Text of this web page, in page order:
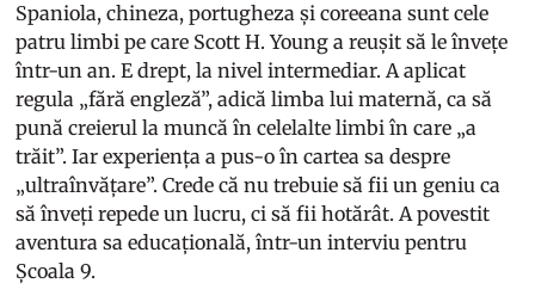
Spaniola, chineza, portugheza și coreeana sunt cele
patru limbi pe care Scott H. Young a reușit să le învețe
într-un an. E drept, la nivel intermediar. A aplicat
regula „fără engleză”, adică limba lui maternă, ca să
pună creierul la muncă în celelalte limbi în care „a
trăit”. Iar experiența a pus-o în cartea sa despre
„ultraînvățare”. Crede că nu trebuie să fii un geniu ca
să înveți repede un lucru, ci să fii hotărât. A povestit
aventura sa educațională, într-un interviu pentru
Școala 9.